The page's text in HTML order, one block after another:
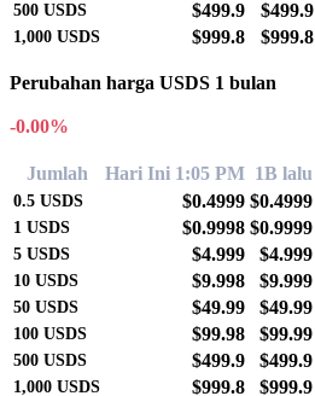
500 USDS $499.9 $499.9
1,000 USDS $999.8 $999.8
Perubahan harga USDS 1 bulan
-0.00%
Jumlah Hari Ini 1:05 PM 1B lalu
0.5 USDS $0.4999 $0.4999
1 USDS $0.9998 $0.9999
5 USDS $4.999 $4.999
10 USDS $9.998 $9.999
50 USDS $49.99 $49.99
100 USDS $99.98 $99.99
500 USDS $499.9 $499.9
1,000 USDS $999.8 $999.9